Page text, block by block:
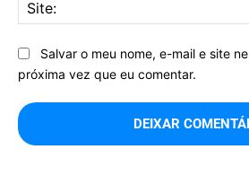
Salvar o meu nome, e-mail e site
próxima vez que eu comentar.